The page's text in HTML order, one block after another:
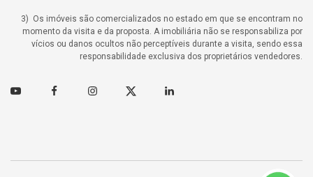
3) Os imóveis são comercializados no estado em que se encontram no
momento da visita e da proposta. A imobiliária não se responsabiliza por
vícios ou danos ocultos não perceptíveis durante a visita, sendo essa
responsabilidade exclusiva dos proprietários vendedores.
Youtube FacebookInstagramTwitter Linkedin